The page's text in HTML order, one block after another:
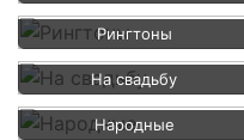
Рингтоны
На свадьбу
Народные